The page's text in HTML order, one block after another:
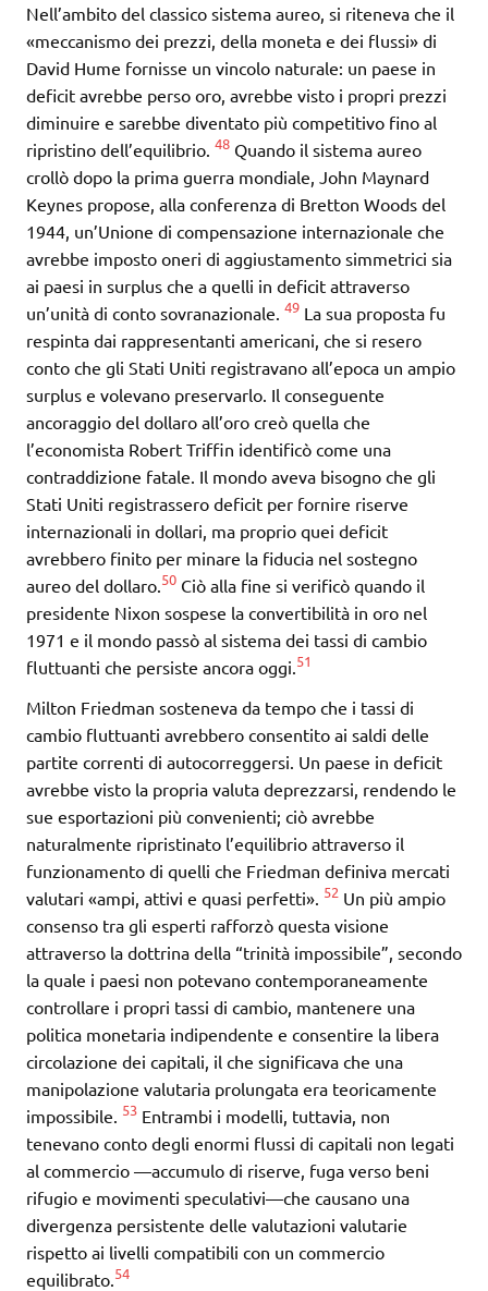
Nell’ambito del classico sistema aureo, si riteneva che il
«meccanismo dei prezzi, della moneta e dei flussi» di
David Hume fornisse un vincolo naturale: un paese in
deficit avrebbe perso oro, avrebbe visto i propri prezzi
diminuire e sarebbe diventato più competitivo fino al
ripristino dell’equilibrio. 48 Quando il sistema aureo
crollò dopo la prima guerra mondiale, John Maynard
Keynes propose, alla conferenza di Bretton Woods del
1944, un’Unione di compensazione internazionale che
avrebbe imposto oneri di aggiustamento simmetrici sia
ai paesi in surplus che a quelli in deficit attraverso
un’unità di conto sovranazionale. 49 La sua proposta fu
respinta dai rappresentanti americani, che si resero
conto che gli Stati Uniti registravano all’epoca un ampio
surplus e volevano preservarlo. Il conseguente
ancoraggio del dollaro all’oro creò quella che
l’economista Robert Triffin identificò come una
contraddizione fatale. Il mondo aveva bisogno che gli
Stati Uniti registrassero deficit per fornire riserve
internazionali in dollari, ma proprio quei deficit
avrebbero finito per minare la fiducia nel sostegno
aureo del dollaro. 50 Ciò alla fine si verificò quando il
presidente Nixon sospese la convertibilità in oro nel
1971 e il mondo passò al sistema dei tassi di cambio
fluttuanti che persiste ancora oggi. 51
Milton Friedman sosteneva da tempo che i tassi di
cambio fluttuanti avrebbero consentito ai saldi delle
partite correnti di autocorreggersi. Un paese in deficit
avrebbe visto la propria valuta deprezzarsi, rendendo le
sue esportazioni più convenienti; ciò avrebbe
naturalmente ripristinato l’equilibrio attraverso il
funzionamento di quelli che Friedman definiva mercati
valutari «ampi, attivi e quasi perfetti». 52 Un più ampio
consenso tra gli esperti rafforzò questa visione
attraverso la dottrina della “trinità impossibile”, secondo
la quale i paesi non potevano contemporaneamente
controllare i propri tassi di cambio, mantenere una
politica monetaria indipendente e consentire la libera
circolazione dei capitali, il che significava che una
manipolazione valutaria prolungata era teoricamente
impossibile. 53 Entrambi i modelli, tuttavia, non
tenevano conto degli enormi flussi di capitali non legati
al commercio —accumulo di riserve, fuga verso beni
rifugio e movimenti speculativi—che causano una
divergenza persistente delle valutazioni valutarie
rispetto ai livelli compatibili con un commercio
equilibrato. 54